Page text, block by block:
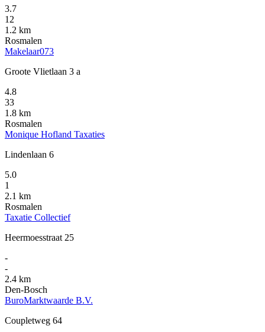
3.7
12
1.2 km
Rosmalen
Makelaar073
Groote Vlietlaan 3 a
4.8
33
1.8 km
Rosmalen
Monique Hofland Taxaties
Lindenlaan 6
5.0
1
2.1 km
Rosmalen
Taxatie Collectief
Heermoesstraat 25
-
-
2.4 km
Den-Bosch
BuroMarktwaarde B.V.
Coupletweg 64